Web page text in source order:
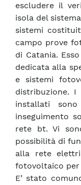
escludere il
isola del
sistemi
campo prove
di Catania.
dedicata alla
e sistemi
distribuzione.
installati
inseguimento
rete bt. Vi
possibilità di
alla rete
fotovoltaico per
E’ stato